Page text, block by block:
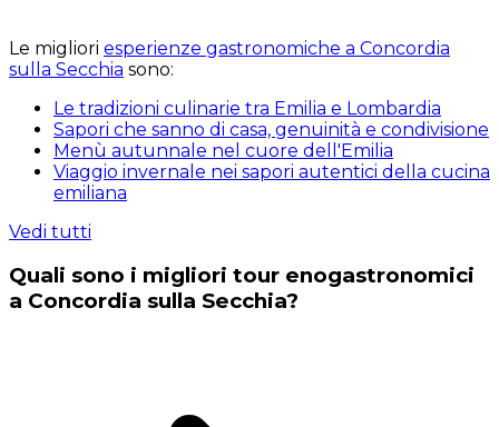
Le migliori esperienze gastronomiche a Concordia
sulla Secchia sono:
Le tradizioni culinarie tra Emilia e Lombardia
Sapori che sanno di casa, genuinità e condivisione
Menù autunnale nel cuore dell'Emilia
Viaggio invernale nei sapori autentici della cucina
emiliana
Vedi tutti
Quali sono i migliori tour enogastronomici
a Concordia sulla Secchia?